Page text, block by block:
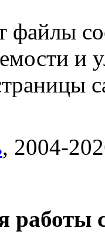
файлы
и
, 2004-